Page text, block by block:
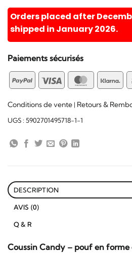
Orders placed after
shipped in January 2026.
Paiements sécurisés
PayPal Visa
Conditions de vente | Retours &
UGS : 5902701495718-1-1
DESCRIPTION
AVIS (0)
Q & R
Coussin Candy – pouf en forme